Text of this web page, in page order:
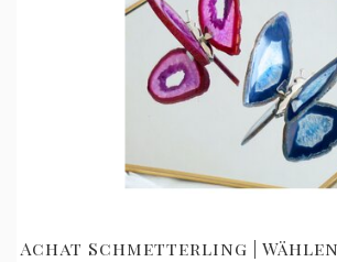
Achat Schmetterling | Wählen